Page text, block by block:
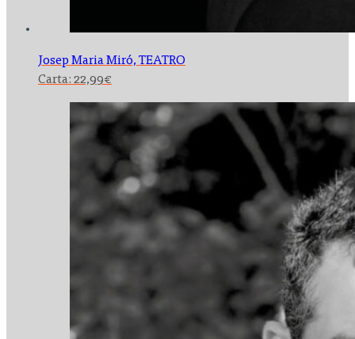
Josep Maria Miró,TEATRO
Carta: 22,99€